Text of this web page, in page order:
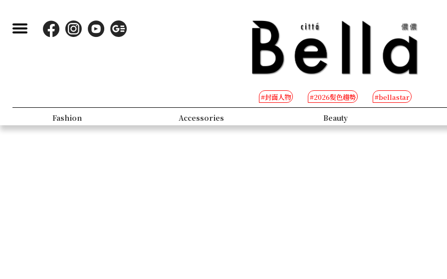
#封面人物 #2026髮色趨勢 #bellastar
Fashion Accessories Beauty